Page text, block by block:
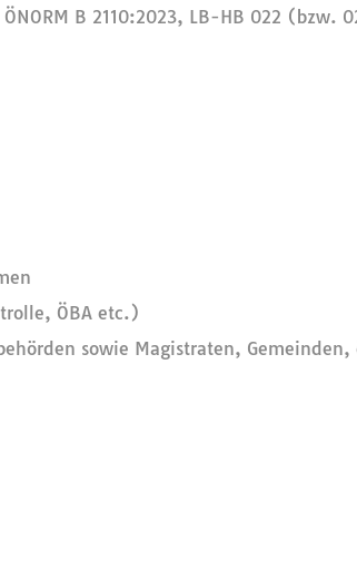
ÖNORM B 2110:2023, LB-HB 022 (bzw.
ÖBA etc.)
sowie Magistraten,